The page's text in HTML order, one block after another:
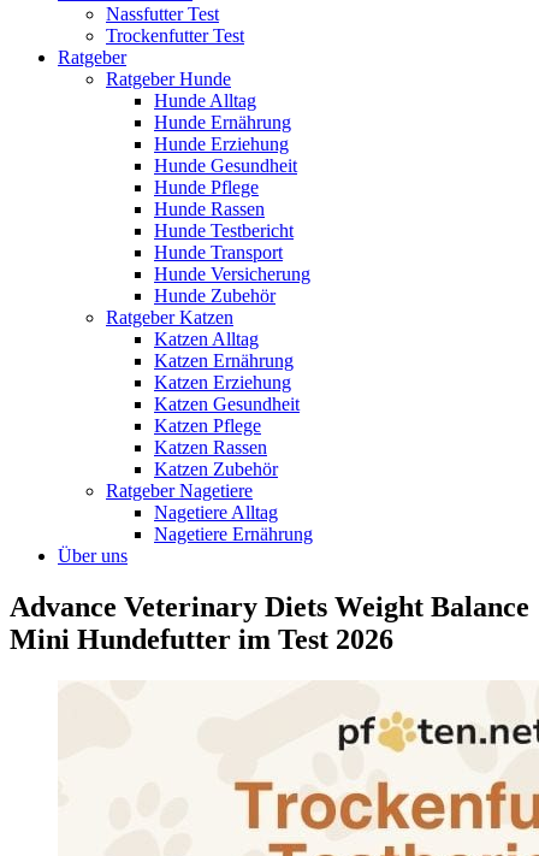
Nassfutter Test
Trockenfutter Test
Ratgeber
Ratgeber Hunde
Hunde Alltag
Hunde Ernährung
Hunde Erziehung
Hunde Gesundheit
Hunde Pflege
Hunde Rassen
Hunde Testbericht
Hunde Transport
Hunde Versicherung
Hunde Zubehör
Ratgeber Katzen
Katzen Alltag
Katzen Ernährung
Katzen Erziehung
Katzen Gesundheit
Katzen Pflege
Katzen Rassen
Katzen Zubehör
Ratgeber Nagetiere
Nagetiere Alltag
Nagetiere Ernährung
Über uns
Advance Veterinary Diets Weight Balance
Mini Hundefutter im Test 2026